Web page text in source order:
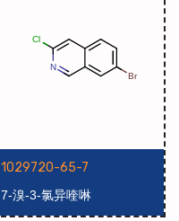
1029720-65-7
7-溴-3-氯异喹啉